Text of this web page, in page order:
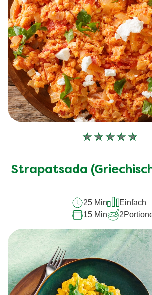
Keine
für
Strapatsada
25 Min
Einfach
15 Min
2